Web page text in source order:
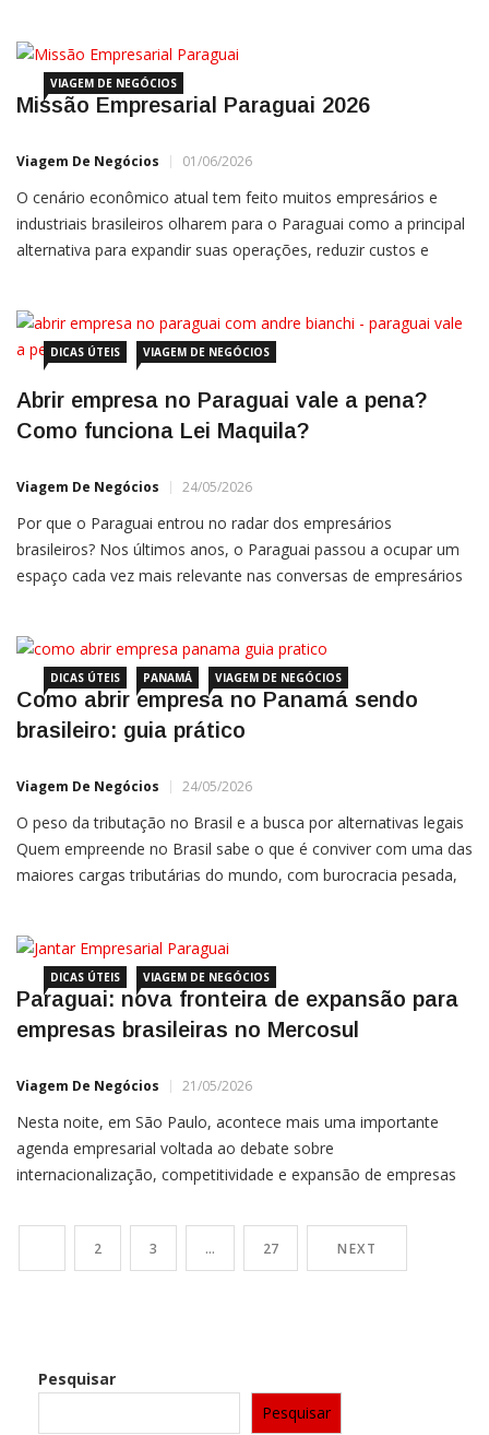
advogados que estruturam deals de bilhões […]
VIAGEM DE NEGÓCIOS
Missão Empresarial Paraguai 2026
Viagem De Negócios 01/06/2026
O cenário econômico atual tem feito muitos empresários e
industriais brasileiros olharem para o Paraguai como a principal
alternativa para expandir suas operações, reduzir custos e
corretos e construir a rede de contatos certa desde o primeiro
dia. […]DICAS ÚTEIS VIAGEM DE NEGÓCIOS
Abrir empresa no Paraguai vale a pena?
Como funciona Lei Maquila?
Viagem De Negócios 24/05/2026
Por que o Paraguai entrou no radar dos empresários
brasileiros? Nos últimos anos, o Paraguai passou a ocupar um
espaço cada vez mais relevante nas conversas de empresários
durante muito tempo foi lembrado principalmente pelo
comércio de fronteira, vem se
DICAS ÚTEIS PANAMÁ VIAGEM DE NEGÓCIOS
Como abrir empresa no Panamá sendo
brasileiro: guia prático
Viagem De Negócios 24/05/2026
O peso da tributação no Brasil e a busca por alternativas legais
Quem empreende no Brasil sabe o que é conviver com uma das
maiores cargas tributárias do mundo, com burocracia pesada,
internacionais ou que querem proteger seu […]
DICAS ÚTEIS VIAGEM DE NEGÓCIOS
Paraguai: nova fronteira de expansão para
empresas brasileiras no Mercosul
Viagem De Negócios 21/05/2026
Nesta noite, em São Paulo, acontece mais uma importante
agenda empresarial voltada ao debate sobre
internacionalização, competitividade e expansão de empresas
pelo grupo Mercado&Opinião, liderado por Marcos Koenigkan,
que convidou o empresário André Bianchi para participar do
2 3 … 27 NEXT
Pesquisar
Pesquisar